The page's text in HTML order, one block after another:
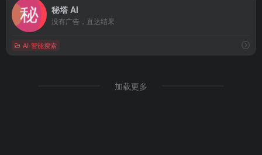
秘塔 AI
没有广告，直达结果
AI-智能搜索
加载更多